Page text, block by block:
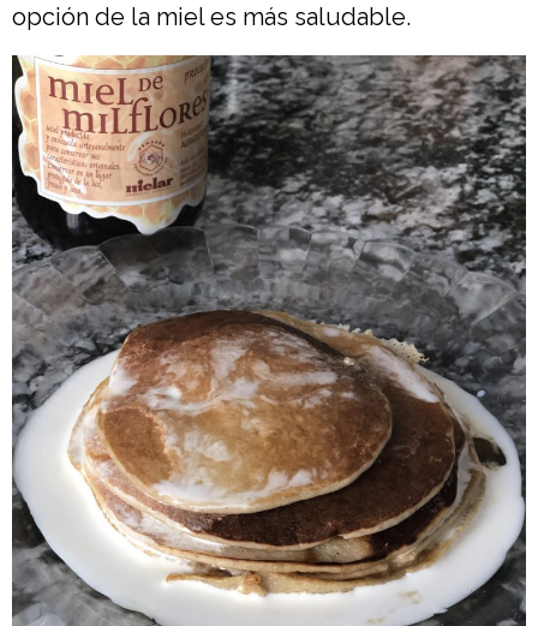
opción de la miel es más saludable.